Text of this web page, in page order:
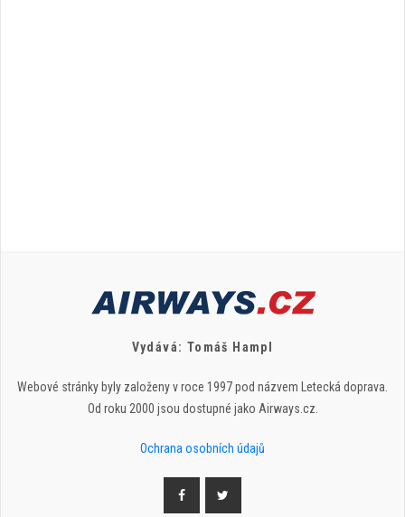
Vydává: Tomáš Hampl
Webové stránky byly založeny v roce 1997 pod názvem Letecká doprava.
Od roku 2000 jsou dostupné jako Airways.cz.
Ochrana osobních údajů